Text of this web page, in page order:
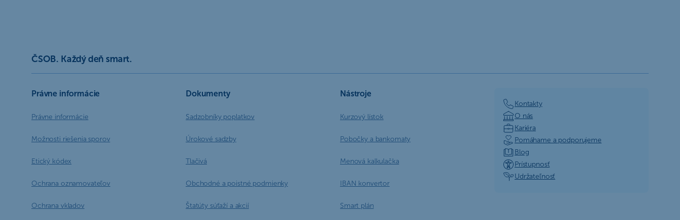
ČSOB. Každý deň smart.
Právne informácie
Právne informácie
Možnosti riešenia sporov
Etický kódex
Ochrana oznamovateľov
Ochrana vkladov
Dokumenty
Sadzobníky poplatkov
Úrokové sadzby
Tlačivá
Obchodné a poistné podmienky
Štatúty súťaží a akcií
Nástroje
Kurzový lístok
Pobočky a bankomaty
Menová kalkulačka
IBAN konvertor
Smart plán
Kontakty
O nás
Kariéra
Pomáhame a podporujeme
Blog
Prístupnosť
Udržateľnosť